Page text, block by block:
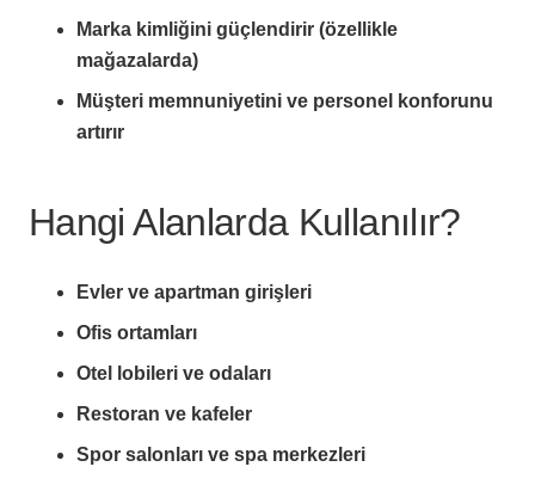
Marka kimliğini güçlendirir (özellikle
mağazalarda)
Müşteri memnuniyetini ve personel konforunu
artırır
Hangi Alanlarda Kullanılır?
Evler ve apartman girişleri
Ofis ortamları
Otel lobileri ve odaları
Restoran ve kafeler
Spor salonları ve spa merkezleri